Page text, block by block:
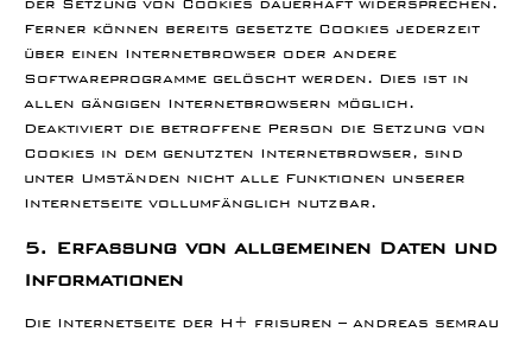
Ferner können bereits gesetzte Cookies jederzeit
über einen Internetbrowser oder andere
Softwareprogramme gelöscht werden. Dies ist in
allen gängigen Internetbrowsern möglich.
Deaktiviert die betroffene Person die Setzung von
Cookies in dem genutzten Internetbrowser, sind
unter Umständen nicht alle Funktionen unserer
Internetseite vollumfänglich nutzbar.
5. Erfassung von allgemeinen Daten und
Informationen
Die Internetseite der H+ frisuren – andreas semrau